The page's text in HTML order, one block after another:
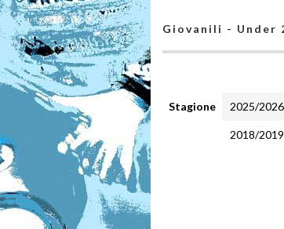
Giovanili - Under
Stagione 2025/2026
2018/2019